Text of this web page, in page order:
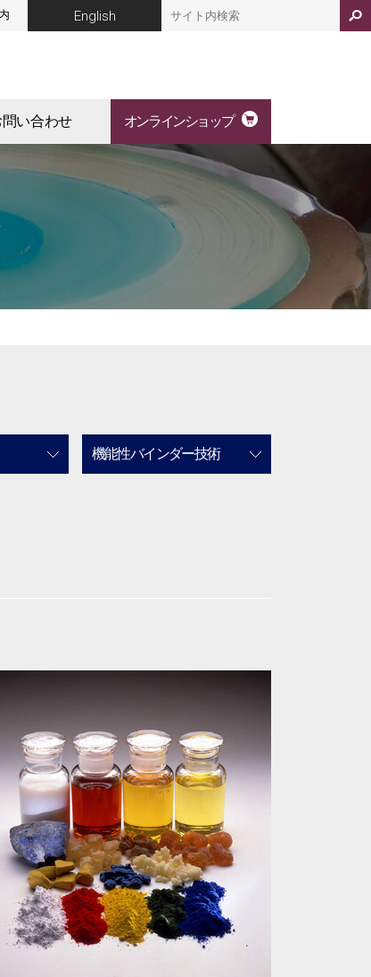
English
問い合わせ オンラインショップ
機能性バインダー技術